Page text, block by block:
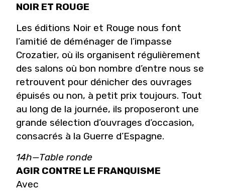
NOIR ET ROUGE
Les éditions Noir et Rouge nous font
l’amitié de déménager de l’impasse
Crozatier, où ils organisent régulièrement
des salons où bon nombre d’entre nous se
retrouvent pour dénicher des ouvrages
épuisés ou non, à petit prix toujours. Tout
au long de la journée, ils proposeront une
grande sélection d’ouvrages d’occasion,
consacrés à la Guerre d’Espagne.
14h—Table ronde
AGIR CONTRE LE FRANQUISME
Avec